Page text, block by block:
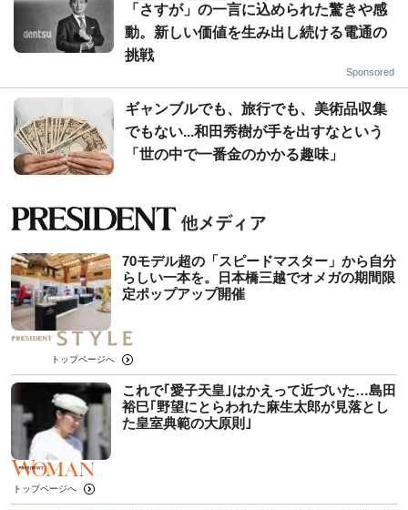
「さすが」の一言に込められた驚きや感
動。新しい価値を生み出し続ける電通の
挑戦
Sponsored
ギャンブルでも、旅行でも、美術品収集
でもない...和田秀樹が手を出すなという
「世の中で一番金のかかる趣味」
70モデル超の「スピードマスター」から自分
らしい一本を。日本橋三越でオメガの期間限
定ポップアップ開催
トップページへ
これで｢愛子天皇｣はかえって近づいた…島田
裕巳｢野望にとらわれた麻生太郎が見落とし
た皇室典範の大原則｣
トップページへ